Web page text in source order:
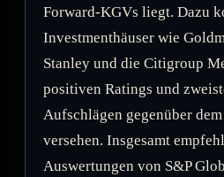
Forward-KGVs liegt. Dazu
Investmenthäuser wie
Stanley und die Citigroup
positiven Ratings und
Aufschlägen gegenüber
versehen. Insgesamt
Auswertungen von S&P